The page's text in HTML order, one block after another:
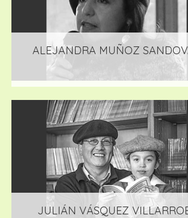
ALEJANDRA MUÑOZ
JULIÁN VÁSQUEZ